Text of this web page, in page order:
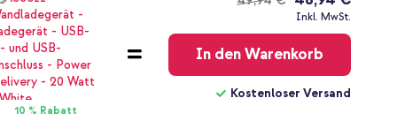
10 % Rabatt
Kostenloser
Inkl. MwSt.
In den Warenkorb
Kostenloser Versand